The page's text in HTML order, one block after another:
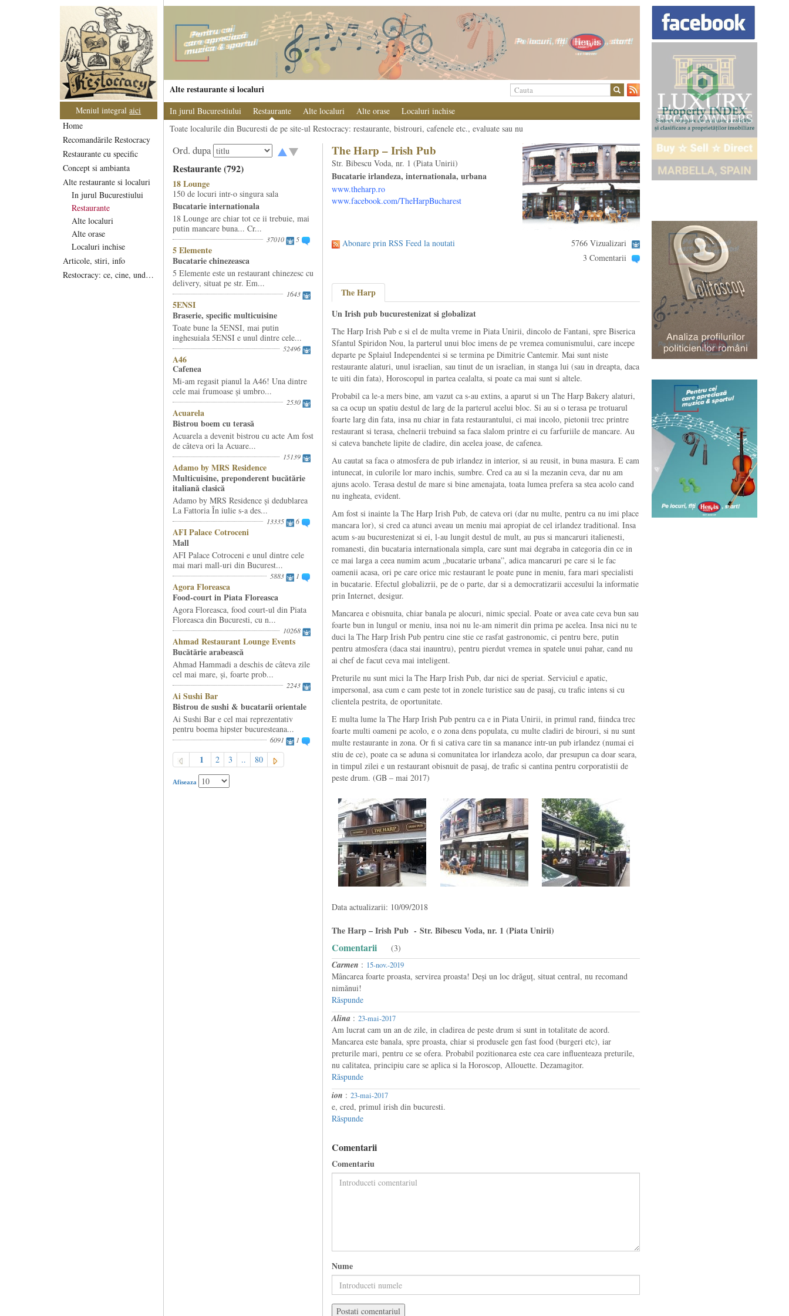
Meniul integralaici
Home
Recomandările Restocracy
Restaurante cu specific
Concept si ambianta
Alte restaurante si localuri
In jurul Bucurestiului
Restaurante
Alte localuri
Alte orase
Localuri inchise
Articole, stiri, info
Restocracy: ce, cine, unde...
Alte restaurante si localuri
In jurul Bucurestiului Restaurante Alte localuri Alte orase
Localuri inchise
Toate localurile din Bucuresti de pe site-ul Restocracy: restaurante, bistrouri, cafenele etc., evaluate sau nu
Ord. dupa
Restaurante (792)
18 Lounge
150 de locuri intr-o singura sala
Bucatarie internationala
18 Lounge are chiar tot ce ii trebuie, mai
putin mancare buna... Cr...
37010 5
5 Elemente
Bucatarie chinezeasca
5 Elemente este un restaurant chinezesc cu
delivery, situat pe str. Em...
1643
5ENSI
Braserie, specific multicuisine
Toate bune la 5ENSI, mai putin
inghesuiala 5ENSI e unul dintre cele...
52496
A46
Cafenea
Mi-am regasit pianul la A46! Una dintre
cele mai frumoase și umbro...
2530
Acuarela
Bistrou boem cu terasă
Acuarela a devenit bistrou cu acte Am fost
de câteva ori la Acuare...
15139
Adamo by MRS Residence
Multicuisine, preponderent bucătărie
italiană clasică
Adamo by MRS Residence și dedublarea
La Fattoria În iulie s-a des...
13335 6
AFI Palace Cotroceni
Mall
AFI Palace Cotroceni e unul dintre cele
mai mari mall-uri din Bucurest...
5883 1
Agora Floreasca
Food-court in Piata Floreasca
Agora Floreasca, food court-ul din Piata
Floreasca din Bucuresti, cu n...
10268
Ahmad Restaurant Lounge Events
Bucătărie arabească
Ahmad Hammadi a deschis de câteva zile
cel mai mare, și, foarte prob...
2243
Ai Sushi Bar
Bistrou de sushi & bucatarii orientale
Ai Sushi Bar e cel mai reprezentativ
pentru boema hipster bucuresteana...
6091 1
1 2 3 .. 80
Afiseaza
The Harp – Irish Pub
Str. Bibescu Voda, nr. 1 (Piata Unirii)
Bucatarie irlandeza, internationala, urbana
www.theharp.ro
www.facebook.com/TheHarpBucharest
Abonare prin RSS Feed la noutati
5766 Vizualizari
3 Comentarii
The Harp
Un Irish pub bucurestenizat si globalizat
The Harp Irish Pub e si el de multa vreme in Piata Unirii, dincolo de Fantani, spre Biserica
Sfantul Spiridon Nou, la parterul unui bloc imens de pe vremea comunismului, care incepe
departe pe Splaiul Independentei si se termina pe Dimitrie Cantemir. Mai sunt niste
restaurante alaturi, unul israelian, sau tinut de un israelian, in stanga lui (sau in dreapta, daca
te uiti din fata), Horoscopul in partea cealalta, si poate ca mai sunt si altele.
Probabil ca le-a mers bine, am vazut ca s-au extins, a aparut si un The Harp Bakery alaturi,
sa ca ocup un spatiu destul de larg de la parterul acelui bloc. Si au si o terasa pe trotuarul
foarte larg din fata, insa nu chiar in fata restaurantului, ci mai incolo, pietonii trec printre
restaurant si terasa, chelnerii trebuind sa faca slalom printre ei cu farfuriile de mancare. Au
si cateva banchete lipite de cladire, din acelea joase, de cafenea.
Au cautat sa faca o atmosfera de pub irlandez in interior, si au reusit, in buna masura. E cam
intunecat, in culorile lor maro inchis, sumbre. Cred ca au si la mezanin ceva, dar nu am
ajuns acolo. Terasa destul de mare si bine amenajata, toata lumea prefera sa stea acolo cand
nu ingheata, evident.
Am fost si inainte la The Harp Irish Pub, de cateva ori (dar nu multe, pentru ca nu imi place
mancara lor), si cred ca atunci aveau un meniu mai apropiat de cel irlandez traditional. Insa
acum s-au bucurestenizat si ei, l-au lungit destul de mult, au pus si mancaruri italienesti,
romanesti, din bucataria internationala simpla, care sunt mai degraba in categoria din ce in
ce mai larga a ceea numim acum „bucatarie urbana”, adica mancaruri pe care si le fac
oamenii acasa, ori pe care orice mic restaurant le poate pune in meniu, fara mari specialisti
in bucatarie. Efectul globalizrii, pe de o parte, dar si a democratizarii accesului la informatie
prin Internet, desigur.
Mancarea e obisnuita, chiar banala pe alocuri, nimic special. Poate or avea cate ceva bun sau
foarte bun in lungul or meniu, insa noi nu le-am nimerit din prima pe acelea. Insa nici nu te
duci la The Harp Irish Pub pentru cine stie ce rasfat gastronomic, ci pentru bere, putin
pentru atmosfera (daca stai inauntru), pentru pierdut vremea in spatele unui pahar, cand nu
ai chef de facut ceva mai inteligent.
Preturile nu sunt mici la The Harp Irish Pub, dar nici de speriat. Serviciul e apatic,
impersonal, asa cum e cam peste tot in zonele turistice sau de pasaj, cu trafic intens si cu
clientela pestrita, de oportunitate.
E multa lume la The Harp Irish Pub pentru ca e in Piata Unirii, in primul rand, fiindca trec
foarte multi oameni pe acolo, e o zona dens populata, cu multe cladiri de birouri, si nu sunt
multe restaurante in zona. Or fi si cativa care tin sa manance intr-un pub irlandez (numai ei
stiu de ce), poate ca se aduna si comunitatea lor irlandeza acolo, dar presupun ca doar seara,
in timpul zilei e un restaurant obisnuit de pasaj, de trafic si cantina pentru corporatistii de
peste drum. (GB – mai 2017)
Data actualizarii: 10/09/2018
The Harp – Irish Pub - Str. Bibescu Voda, nr. 1 (Piata Unirii)
Comentarii (3)
Carmen : 15-nov.-2019
Mâncarea foarte proasta, servirea proasta! Deși un loc drăguț, situat central, nu recomand
nimănui!
Răspunde
Alina: 23-mai-2017
Am lucrat cam un an de zile, in cladirea de peste drum si sunt in totalitate de acord.
Mancarea este banala, spre proasta, chiar si produsele gen fast food (burgeri etc), iar
preturile mari, pentru ce se ofera. Probabil pozitionarea este cea care influenteaza preturile,
nu calitatea, principiu care se aplica si la Horoscop, Allouette. Dezamagitor.
Răspunde
ion : 23-mai-2017
e, cred, primul irish din bucuresti.
Răspunde
Comentarii
Comentariu
Nume